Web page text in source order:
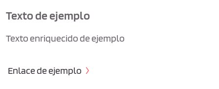
Texto de ejemplo
Texto enriquecido de ejemplo
Enlace de ejemplo